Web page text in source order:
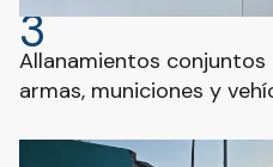
3
Allanamientos
armas, municiones y